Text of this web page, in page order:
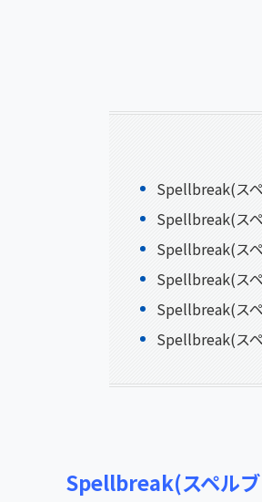
Spellbreak(ス
Spellbreak(ス
Spellbreak(ス
Spellbreak(ス
Spellbreak(ス
Spellbreak(ス
Spellbreak(スペルブ